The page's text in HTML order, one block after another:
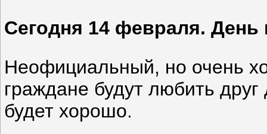
Сегодня 14 февраля.
Неофициальный, но очень
граждане будут любить
будет хорошо.